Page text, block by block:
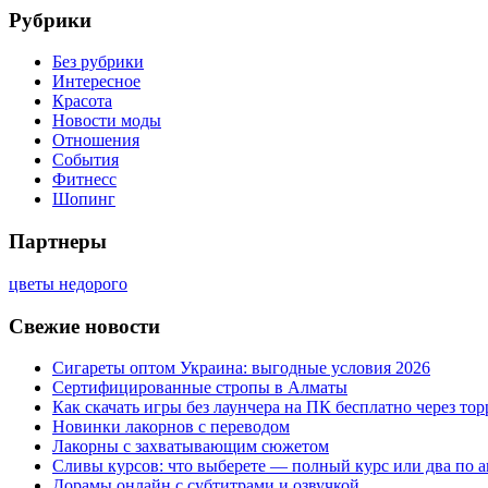
Рубрики
Без рубрики
Интересное
Красота
Новости моды
Отношения
События
Фитнесс
Шопинг
Партнеры
цветы недорого
Свежие новости
Сигареты оптом Украина: выгодные условия 2026
Сертифицированные стропы в Алматы
Как скачать игры без лаунчера на ПК бесплатно через
Новинки лакорнов с переводом
Лакорны с захватывающим сюжетом
Сливы курсов: что выберете — полный курс или два по